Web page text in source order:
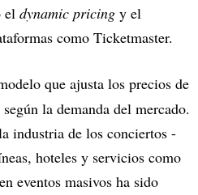
el dynamic pricing y el
como Ticketmaster.
que ajusta los precios de
la demanda del mercado.
industria de los conciertos -
hoteles y servicios como
eventos masivos ha sido